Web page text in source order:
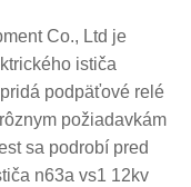
Co., Ltd je
ističa
podpäťové relé
požiadavkám
sa podrobí pred
n63a vs1 12kv